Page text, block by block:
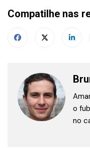
Compatilhe nas
o
no